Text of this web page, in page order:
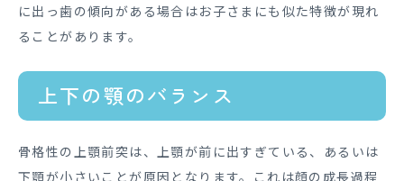
に出っ歯の傾向がある場合はお子さまにも似た特徴が現れ
ることがあります。
上下の顎のバランス
骨格性の上顎前突は、上顎が前に出すぎている、あるいは
下顎が小さいことが原因となります。これは顔の成長過程